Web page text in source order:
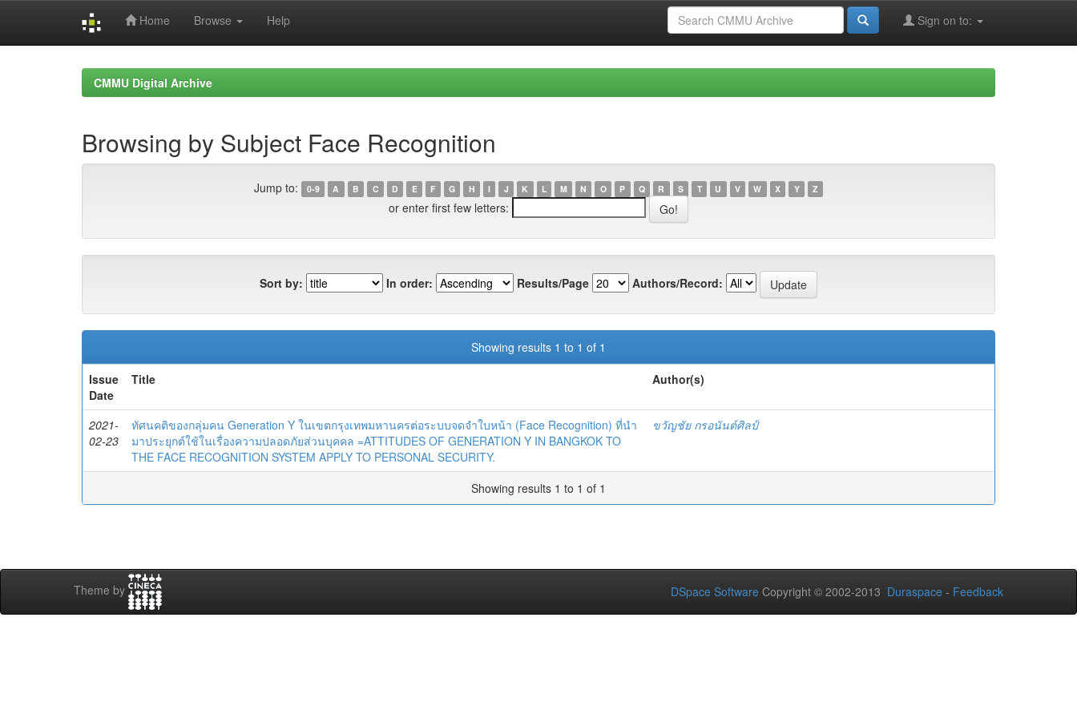
Home Browse Help Sign on to:
CMMU Digital Archive
Browsing by Subject Face Recognition
Jump to: 0-9 A B C D E F G H I J K L M N O P Q R S T U V W X Y Z
or enter first few letters:
Sort by: In order: Results/Page Authors/Record:
Showing results 1 to 1 of 1
Issue
Date
Title Author(s)
2021-
02-23
ทัศนคติของกลุ่มคน Generation Y ในเขตกรุงเทพมหานครต่อระบบจดจำใบหน้า (Face Recognition) ที่นำ
มาประยุกต์ใช้ในเรื่องความปลอดภัยส่วนบุคคล =ATTITUDES OF GENERATION Y IN BANGKOK TO
THE FACE RECOGNITION SYSTEM APPLY TO PERSONAL SECURITY.
ขวัญชัย กรอนันต์ศิลป์
Showing results 1 to 1 of 1
Theme by DSpace Software Copyright © 2002-2013 Duraspace - Feedback